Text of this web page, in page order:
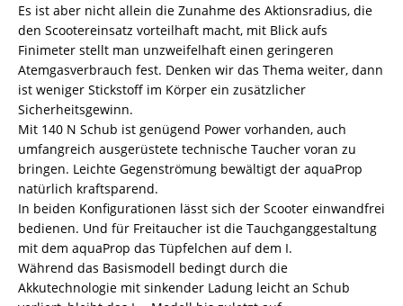
Es ist aber nicht allein die Zunahme des Aktionsradius, die
den Scootereinsatz vorteilhaft macht, mit Blick aufs
Finimeter stellt man unzweifelhaft einen geringeren
Atemgasverbrauch fest. Denken wir das Thema weiter, dann
ist weniger Stickstoff im Körper ein zusätzlicher
Sicherheitsgewinn.
Mit 140 N Schub ist genügend Power vorhanden, auch
umfangreich ausgerüstete technische Taucher voran zu
bringen. Leichte Gegenströmung bewältigt der aquaProp
natürlich kraftsparend.
In beiden Konfigurationen lässt sich der Scooter einwandfrei
bedienen. Und für Freitaucher ist die Tauchganggestaltung
mit dem aquaProp das Tüpfelchen auf dem I.
Während das Basismodell bedingt durch die
Akkutechnologie mit sinkender Ladung leicht an Schub